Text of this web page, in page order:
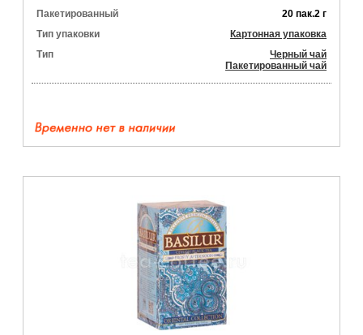
Пакетированный
20 пак.2 г
Тип упаковки
Картонная упаковка
Тип
Черный чай
Пакетированный чай